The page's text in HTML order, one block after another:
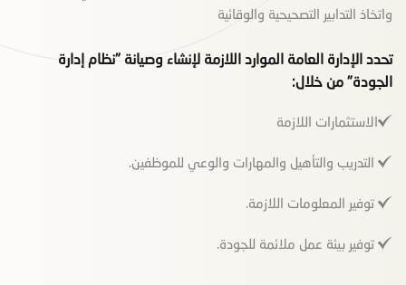
واتخاذ التدابير التصحيحية والوقائية
تحدد الإدارة العامة الموارد اللازمة لإنشاء وصيانة "نظام إدارة
الجودة" من خلال:
الاستثمارات اللازمة
التدريب والتأهيل والمهارات والوعي للموظفين.
توفير المعلومات اللازمة.
توفير بيئة عمل ملائمة للجودة.